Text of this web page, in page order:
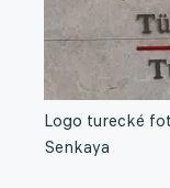
Logo turecké
Senkaya